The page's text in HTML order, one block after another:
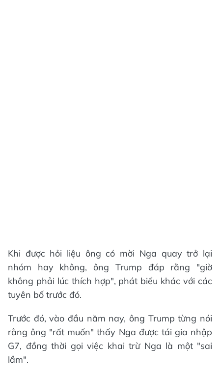
Khi được hỏi liệu ông có mời Nga quay trở lại
nhóm hay không, ông Trump đáp rằng "giờ
không phải lúc thích hợp", phát biểu khác với các
tuyên bố trước đó.
Trước đó, vào đầu năm nay, ông Trump từng nói
rằng ông "rất muốn" thấy Nga được tái gia nhập
G7, đồng thời gọi việc khai trừ Nga là một "sai
lầm".